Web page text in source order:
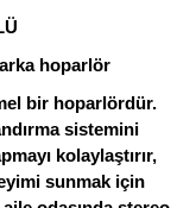
hoparlör
bir hoparlördür.
sistemini
kolaylaştırır,
sunmak için